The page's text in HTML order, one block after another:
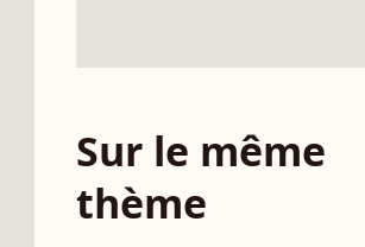
Sur le même
thème